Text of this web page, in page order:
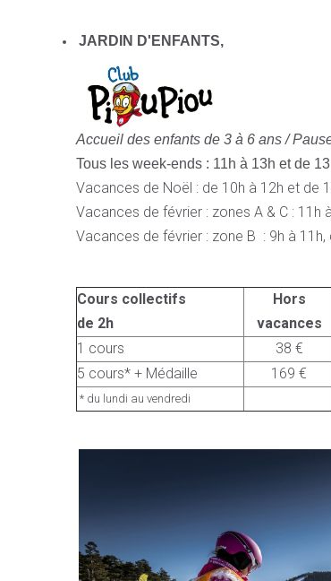
JARDIN D'ENFANTS,
Accueil des enfants de 3 à 6 ans /
Tous les week-ends : 11h à 13h et de
Vacances de Noël : de 10h à 12h et de
Vacances de février : zones A & C : 11h
Vacances de février : zone B : 9h à
Cours collectifs
de 2h
Hors
vacances
1 cours 38 €
5 cours* + Médaille
169 €
* du lundi au vendredi